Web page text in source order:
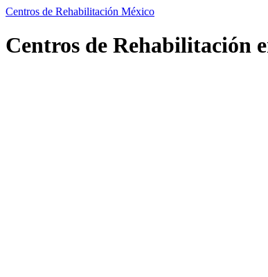
Centros de Rehabilitación México
Centros de Rehabilitación